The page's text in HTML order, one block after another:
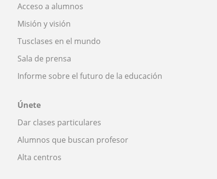
Acceso a alumnos
Misión y visión
Tusclases en el mundo
Sala de prensa
Informe sobre el futuro de la educación
Únete
Dar clases particulares
Alumnos que buscan profesor
Alta centros